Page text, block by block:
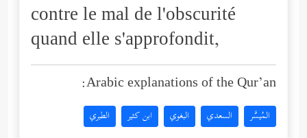
contre le mal de l'obscurité
quand elle s'approfondit,
Arabic explanations of the Qur’an:
المُيسَّر السعدي البغوي ابن كثير الطبري